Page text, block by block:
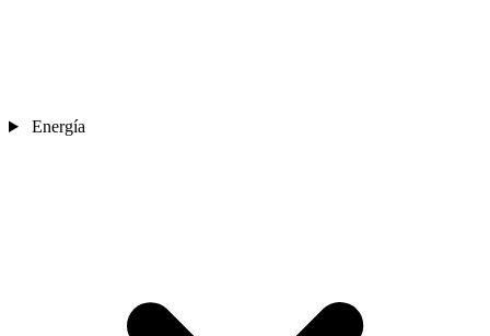
Energía